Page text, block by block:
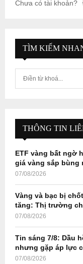
Chưa có tài khoản?
TÌM KIẾM
f
r
:
THÔNG TIN
ETF vàng bất ngờ
giá vàng sắp bùng
07/08/2026
Vàng và bạc bị
tăng: Thị trường
07/08/2026
Tin sáng 7/8: Dầu
nhưng gặp áp lực
07/08/2026